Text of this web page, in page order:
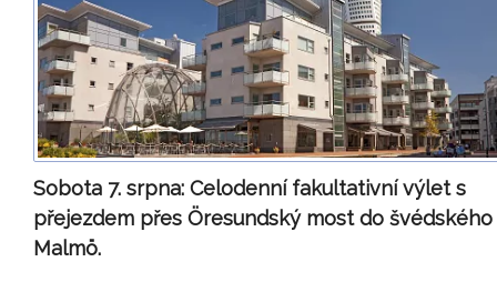
Sobota 7. srpna: Celodenní fakultativní výlet s
přejezdem přes Öresundský most do švédského
Malmö.